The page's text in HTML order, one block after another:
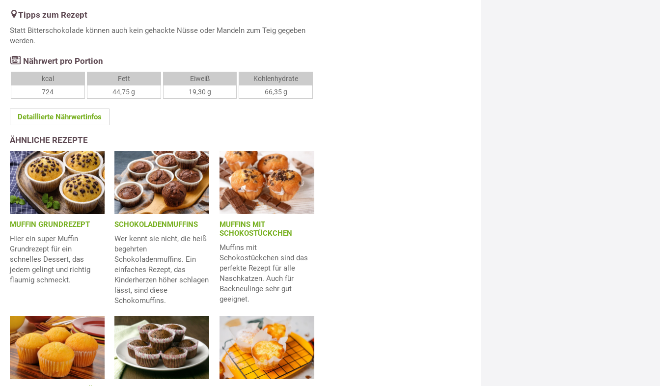
Tipps zum Rezept
Statt Bitterschokolade können auch kein gehackte Nüsse oder Mandeln zum Teig gegeben
werden.
Nährwert pro Portion
kcal
724
Fett
44,75 g
Eiweiß
19,30 g
Kohlenhydrate
66,35 g
Detaillierte Nährwertinfos
ÄHNLICHE REZEPTE
MUFFIN GRUNDREZEPT
Hier ein super Muffin
Grundrezept für ein
schnelles Dessert, das
jedem gelingt und richtig
flaumig schmeckt.
SCHOKOLADENMUFFINS
Wer kennt sie nicht, die heiß
begehrten
Schokoladenmuffins. Ein
einfaches Rezept, das
Kinderherzen höher schlagen
lässt, sind diese
Schokomuffins.
MUFFINS MIT
SCHOKOSTÜCKCHEN
Muffins mit
Schokostückchen sind das
perfekte Rezept für alle
Naschkatzen. Auch für
Backneulinge sehr gut
geeignet.